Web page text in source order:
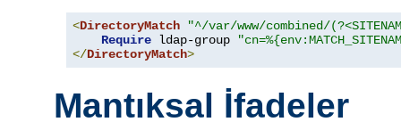
<DirectoryMatch
"^/var/www/combined/
Require ldap-group
</DirectoryMatch>
Mantıksal İfadeler